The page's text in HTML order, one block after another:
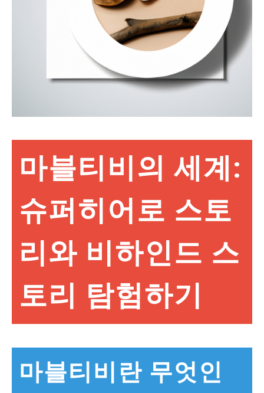
마블티비의 세계:
슈퍼히어로 스토
리와 비하인드 스
토리 탐험하기
마블티비란 무엇인